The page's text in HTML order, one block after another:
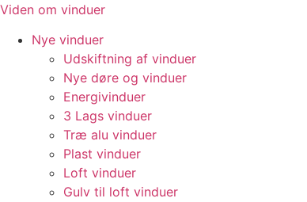
Videre
indhold
Viden om vinduer
Nye vinduer
Udskiftning af vinduer
Nye døre og vinduer
Energivinduer
3 Lags vinduer
Træ alu vinduer
Plast vinduer
Loft vinduer
Gulv til loft vinduer